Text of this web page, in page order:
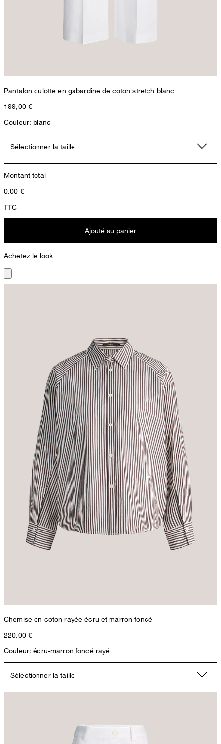
Pantalon culotte en gabardine de coton stretch blanc
199,00 €
Couleur: blanc
Sélectionner la taille
Montant total
0.00 €
TTC
Ajouté au panier
Achetez le look
Chemise en coton rayée écru et marron foncé
220,00 €
Couleur: écru-marron foncé rayé
Sélectionner la taille